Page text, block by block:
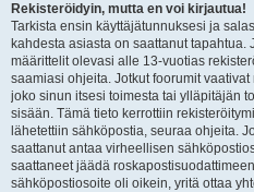
Rekisteröidyin, mutta en voi kirjautua!
Tarkista ensin käyttäjätunnuksesi ja
kahdesta asiasta on saattanut tapahtua.
määrittelit olevasi alle 13-vuotias
saamiasi ohjeita. Jotkut foorumit
joko sinun itsesi toimesta tai ylläpitäjän
sisään. Tämä tieto kerrottiin
lähetettiin sähköpostia, seuraa ohjeita.
saattanut antaa virheellisen
saattaneet jäädä
sähköpostiosoite oli oikein, yritä ottaa